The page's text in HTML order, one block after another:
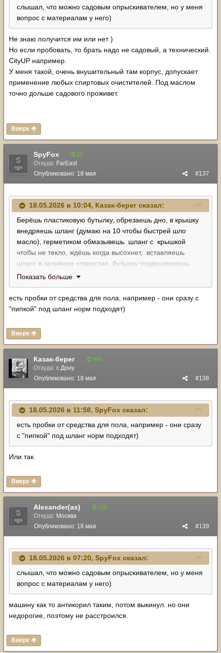
слышал, что можно садовым опрыскивателем, но у меня
вопрос с материалам у него)
Не знаю получится им или нет )
Но если пробовать, то брать надо не садовый, а технический.
CityUP например.
У меня такой, очень внушительный там корпус, допускает
применение любых спиртовых очистителей. Под маслом
точно дольше садового проживет.
Вверх
SpyFox 10
Откуда: FarEast
#137
Опубликовано: 18 мая
18.05.2026 в 10:04, Казак-берег сказал:
Берёшь пластиковую бутылку, обрезаешь дно, в крышку
внедряешь шланг (думаю на 10 чтобы быстрей шло
масло), герметиком обмазывешь шланг с крышкой
чтобы не текло, ждёшь когда высохнет, вставляешь
шланг в заливное отверстие, бутылку подвешиваешь
рядом с машиной и льешь в неё масло.
Показать больше
есть пробки от средства для пола, например - они сразу с
"пипкой" под шланг норм подходят)
Вверх
Казак-берег 966
Откуда: с Дону
#138
Опубликовано: 18 мая
18.05.2026 в 11:58, SpyFox сказал:
есть пробки от средства для пола, например - они сразу
с "пипкой" под шланг норм подходят)
Или так.
Вверх
Alexander(as) 110
Откуда: Москва
#139
Опубликовано: 18 мая
18.05.2026 в 07:20, SpyFox сказал:
слышал, что можно садовым опрыскивателем, но у меня
вопрос с материалам у него)
машину как то антикорил таким, потом выкинул. но они
недорогие, поэтому не расстроился.
Вверх